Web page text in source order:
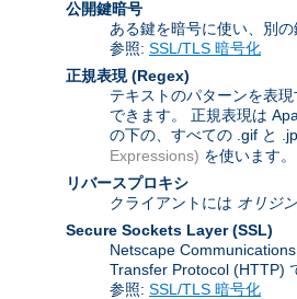
公開鍵暗号
ある鍵を暗号に使い、別
参照: SSL/TLS 暗号化
正規表現 (Regex)
テキストのパターンを表
できます。 正規表現は
の下の、すべての .gif と
Expressions) を使います。
リバースプロキシ
クライアントには オリジ
Secure Sockets Layer (SSL)
Netscape
Transfer Protocol (HTTP)
参照: SSL/TLS 暗号化